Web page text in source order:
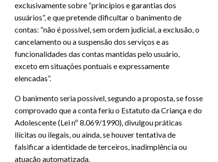
exclusivamente sobre “princípios e garantias dos
usuários”, e que pretende dificultar o banimento de
contas: “não é possível, sem ordem judicial, a exclusão, o
cancelamento ou a suspensão dos serviços e as
funcionalidades das contas mantidas pelo usuário,
exceto em situações pontuais e expressamente
elencadas”.
O banimento seria possível, segundo a proposta, se fosse
comprovado que a conta feriu o Estatuto da Criança e do
Adolescente (Lei nº 8.069/1990), divulgou práticas
ilícitas ou ilegais, ou ainda, se houver tentativa de
falsificar a identidade de terceiros, inadimplência ou
atuação automatizada.